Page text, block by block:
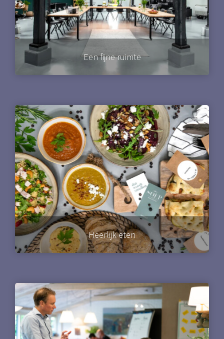
Een fijne ruimte
Heerlijk eten